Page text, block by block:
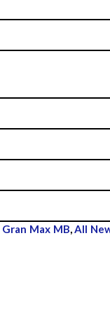
Gran Max MB,All